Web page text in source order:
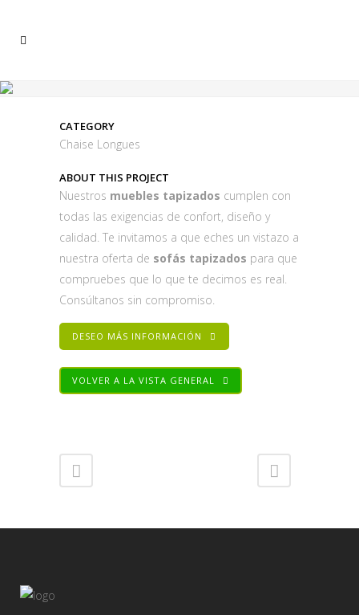
CATEGORY
Chaise Longues
ABOUT THIS PROJECT
Nuestros muebles tapizados cumplen con
todas las exigencias de confort, diseño y
calidad. Te invitamos a que eches un vistazo a
nuestra oferta de sofás tapizados para que
compruebes que lo que te decimos es real.
Consúltanos sin compromiso.
DESEO MÁS INFORMACIÓN
VOLVER A LA VISTA GENERAL